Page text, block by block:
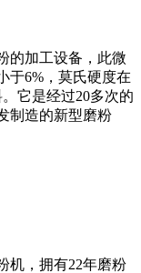
的加工设备，此微
于6%，莫氏硬度在
它是经过20多次的
制造的新型磨粉
机，拥有22年磨粉